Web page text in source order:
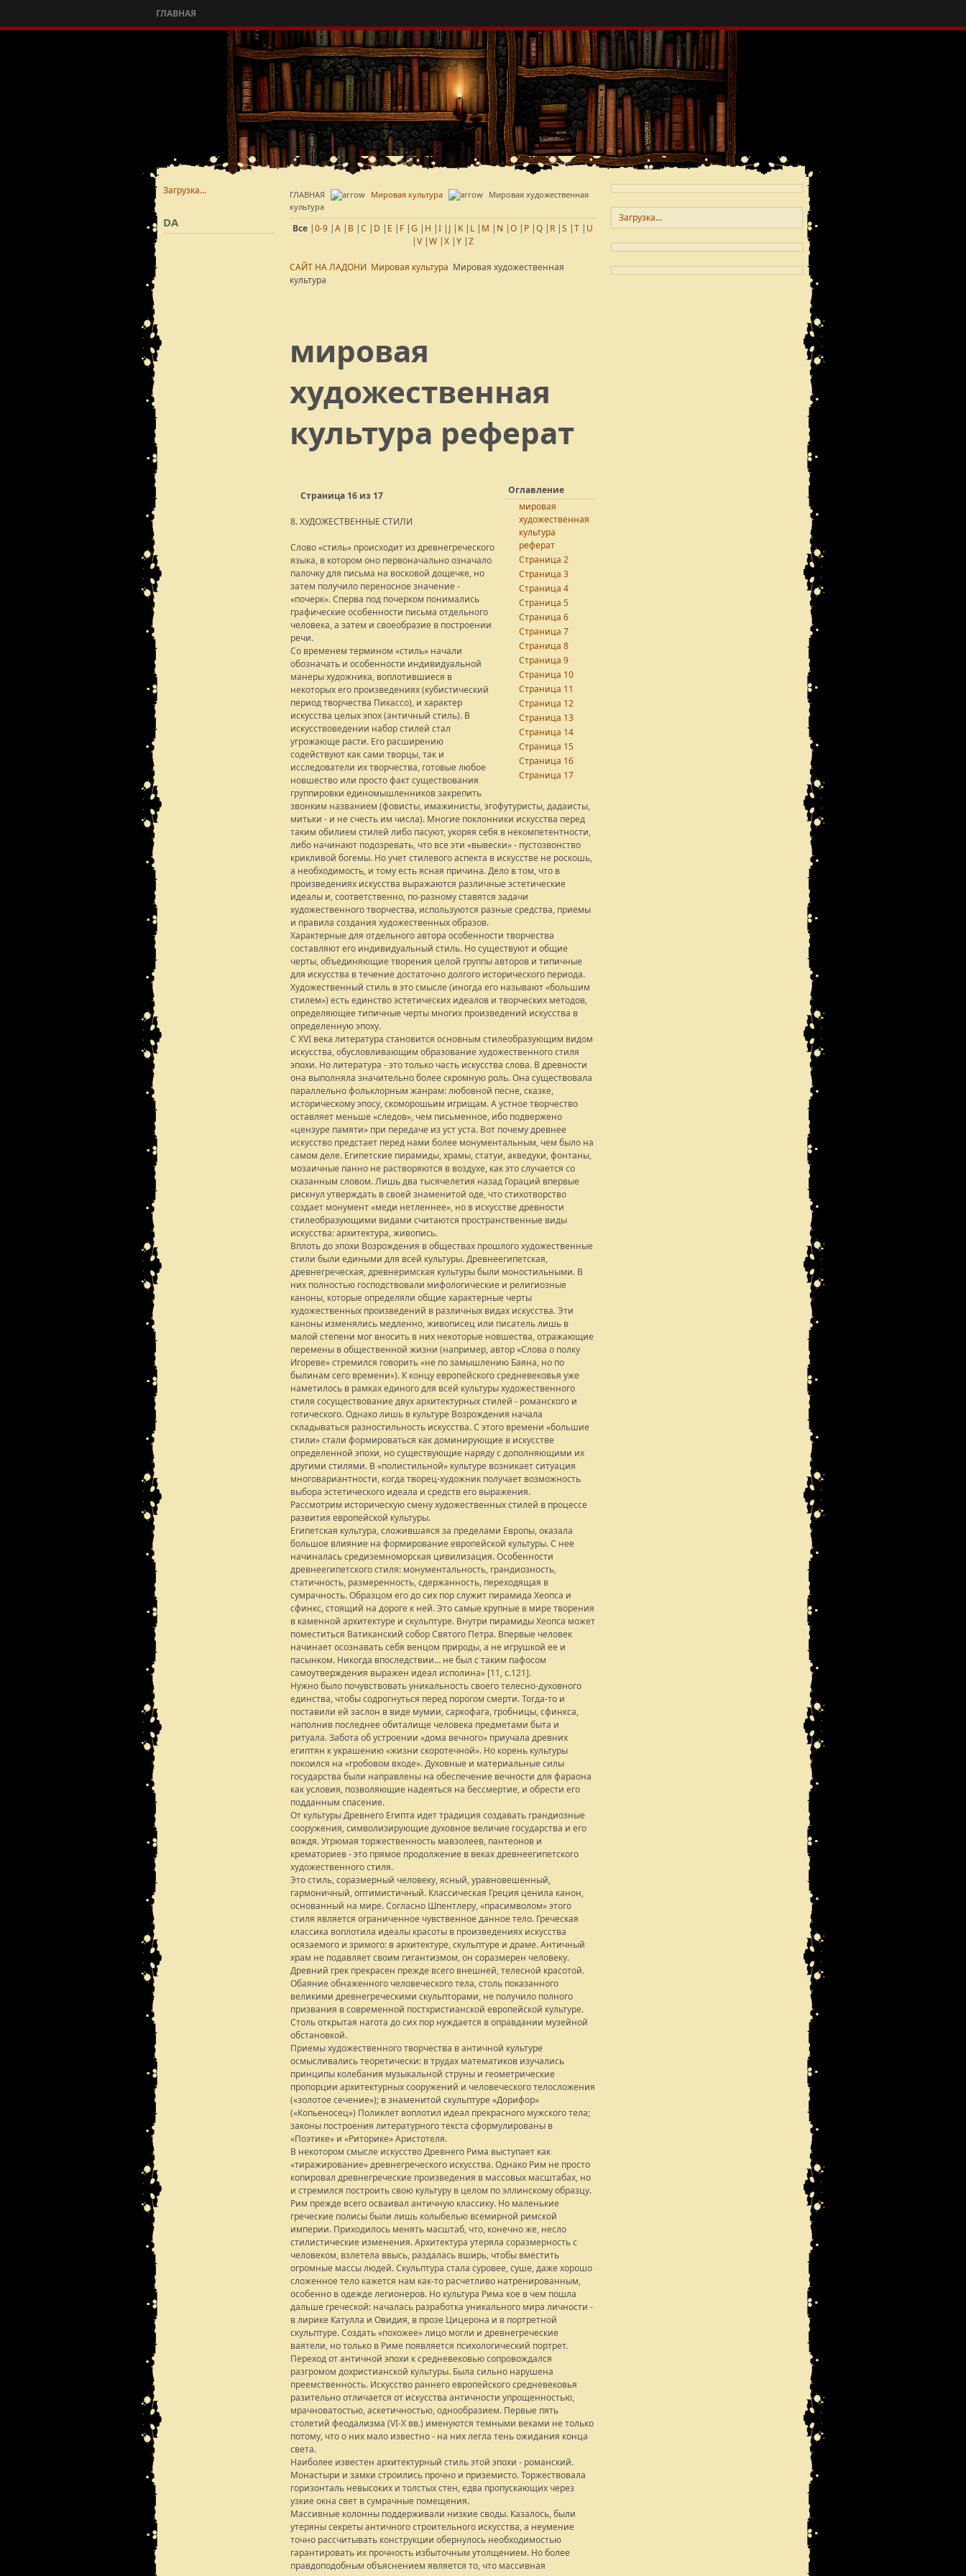
ГЛАВНАЯ
ГЛАВНАЯ Мировая культура
Мировая художественная
культура
Все |0-9 |A | B |C | D | E | F |G | H |I | J | K | L | M | N |O | P |Q | R |S |T | U
|V |W |X |Y |Z
САЙТ НА ЛАДОНИ Мировая культура Мировая художественная
культура
мировая
художественная
культура реферат
Оглавление
мировая
художественная
культура
реферат
Страница 2
Страница 3
Страница 4
Страница 5
Страница 6
Страница 7
Страница 8
Страница 9
Страница 10
Страница 11
Страница 12
Страница 13
Страница 14
Страница 15
Страница 16
Страница 17
Страница 16 из 17
8. ХУДОЖЕСТВЕННЫЕ СТИЛИ
Слово «стиль» происходит из древнегреческого
языка, в котором оно первоначально означало
палочку для письма на восковой дощечке, но
затем получило переносное значение -
«почерк». Сперва под почерком понимались
графические особенности письма отдельного
человека, а затем и своеобразие в построении
речи.
Со временем термином «стиль» начали
обозначать и особенности индивидуальной
манеры художника, воплотившиеся в
некоторых его произведениях (кубистический
период творчества Пикассо), и характер
искусства целых эпох (античный стиль). В
искусствоведении набор стилей стал
угрожающе расти. Его расширению
содействуют как сами творцы, так и
исследователи их творчества, готовые любое
новшество или просто факт существования
группировки единомышленников закрепить
звонким названием (фовисты, имажинисты, эгофутуристы, дадаисты,
митьки - и не счесть им числа). Многие поклонники искусства перед
таким обилием стилей либо пасуют, укоряя себя в некомпетентности,
либо начинают подозревать, что все эти «вывески» - пустозвонство
крикливой богемы. Но учет стилевого аспекта в искусстве не роскошь,
а необходимость, и тому есть ясная причина. Дело в том, что в
произведениях искусства выражаются различные эстетические
идеалы и, соответственно, по-разному ставятся задачи
художественного творчества, используются разные средства, приемы
и правила создания художественных образов.
Характерные для отдельного автора особенности творчества
составляют его индивидуальный стиль. Но существуют и общие
черты, объединяющие творения целой группы авторов и типичные
для искусства в течение достаточно долгого исторического периода.
Художественный стиль в это смысле (иногда его называют «большим
стилем») есть единство эстетических идеалов и творческих методов,
определяющее типичные черты многих произведений искусства в
определенную эпоху.
С XVI века литература становится основным стилеобразующим видом
искусства, обусловливающим образование художественного стиля
эпохи. Но литература - это только часть искусства слова. В древности
она выполняла значительно более скромную роль. Она существовала
параллельно фольклорным жанрам: любовной песне, сказке,
историческому эпосу, скоморошьим игрищам. А устное творчество
оставляет меньше «следов», чем письменное, ибо подвержено
«цензуре памяти» при передаче из уст уста. Вот почему древнее
искусство предстает перед нами более монументальным, чем было на
самом деле. Египетские пирамиды, храмы, статуи, акведуки, фонтаны,
мозаичные панно не растворяются в воздухе, как это случается со
сказанным словом. Лишь два тысячелетия назад Гораций впервые
рискнул утверждать в своей знаменитой оде, что стихотворство
создает монумент «меди нетленнее», но в искусстве древности
стилеобразующими видами считаются пространственные виды
искусства: архитектура, живопись.
Вплоть до эпохи Возрождения в обществах прошлого художественные
стили были едиными для всей культуры. Древнеегипетская,
древнегреческая, древнеримская культуры были моностильными. В
них полностью господствовали мифологические и религиозные
каноны, которые определяли общие характерные черты
художественных произведений в различных видах искусства. Эти
каноны изменялись медленно, живописец или писатель лишь в
малой степени мог вносить в них некоторые новшества, отражающие
перемены в общественной жизни (например, автор «Слова о полку
Игореве» стремился говорить «не по замышлению Баяна, но по
былинам сего времени»). К концу европейского средневековья уже
наметилось в рамках единого для всей культуры художественного
стиля сосуществование двух архитектурных стилей - романского и
готического. Однако лишь в культуре Возрождения начала
складываться разностильность искусства. С этого времени «большие
стили» стали формироваться как доминирующие в искусстве
определенной эпохи, но существующие наряду с дополняющими их
другими стилями. В «полистильной» культуре возникает ситуация
многовариантности, когда творец-художник получает возможность
выбора эстетического идеала и средств его выражения.
Рассмотрим историческую смену художественных стилей в процессе
развития европейской культуры.
Египетская культура, сложившаяся за пределами Европы, оказала
большое влияние на формирование европейской культуры. С нее
начиналась средиземноморская цивилизация. Особенности
древнеегипетского стиля: монументальность, грандиозность,
статичность, размеренность, сдержанность, переходящая в
сумрачность. Образцом его до сих пор служит пирамида Хеопса и
сфинкс, стоящий на дороге к ней. Это самые крупные в мире творения
в каменной архитектуре и скульптуре. Внутри пирамиды Хеопса может
поместиться Ватиканский собор Святого Петра. Впервые человек
начинает осознавать себя венцом природы, а не игрушкой ее и
пасынком. Никогда впоследствии… не был с таким пафосом
самоутверждения выражен идеал исполина» [11, c.121].
Нужно было почувствовать уникальность своего телесно-духовного
единства, чтобы содрогнуться перед порогом смерти. Тогда-то и
поставили ей заслон в виде мумии, саркофага, гробницы, сфинкса,
наполнив последнее обиталище человека предметами быта и
ритуала. Забота об устроении «дома вечного» приучала древних
египтян к украшению «жизни скоротечной». Но корень культуры
покоился на «гробовом входе». Духовные и материальные силы
государства были направлены на обеспечение вечности для фараона
как условия, позволяющие надеяться на бессмертие, и обрести его
подданным спасение.
От культуры Древнего Египта идет традиция создавать грандиозные
сооружения, символизирующие духовное величие государства и его
вождя. Угрюмая торжественность мавзолеев, пантеонов и
крематориев - это прямое продолжение в веках древнеегипетского
художественного стиля.
Это стиль, соразмерный человеку, ясный, уравновешенный,
гармоничный, оптимистичный. Классическая Греция ценила канон,
основанный на мире. Согласно Шпентлеру, «прасимволом» этого
стиля является ограниченное чувственное данное тело. Греческая
классика воплотила идеалы красоты в произведениях искусства
осязаемого и зримого: в архитектуре, скульптуре и драме. Античный
храм не подавляет своим гигантизмом, он соразмерен человеку.
Древний грек прекрасен прежде всего внешней, телесной красотой.
Обаяние обнаженного человеческого тела, столь показанного
великими древнегреческими скульпторами, не получило полного
призвания в современной постхристианской европейской культуре.
Столь открытая нагота до сих пор нуждается в оправдании музейной
обстановкой.
Приемы художественного творчества в античной культуре
осмысливались теоретически: в трудах математиков изучались
принципы колебания музыкальной струны и геометрические
пропорции архитектурных сооружений и человеческого телосложения
(«золотое сечение»); в знаменитой скульптуре «Дорифор»
(«Копьеносец») Поликлет воплотил идеал прекрасного мужского тела;
законы построения литературного текста сформулированы в
«Поэтике» и «Риторике» Аристотеля.
В некотором смысле искусство Древнего Рима выступает как
«тиражирование» древнегреческого искусства. Однако Рим не просто
копировал древнегреческие произведения в массовых масштабах, но
и стремился построить свою культуру в целом по эллинскому образцу.
Рим прежде всего осваивал античную классику. Но маленькие
греческие полисы были лишь колыбелью всемирной римской
империи. Приходилось менять масштаб, что, конечно же, несло
стилистические изменения. Архитектура утеряла соразмерность с
человеком, взлетела ввысь, раздалась вширь, чтобы вместить
огромные массы людей. Скульптура стала суровее, суше, даже хорошо
сложенное тело кажется нам как-то расчетливо натренированным,
особенно в одежде легионеров. Но культура Рима кое в чем пошла
дальше греческой: началась разработка уникального мира личности -
в лирике Катулла и Овидия, в прозе Цицерона и в портретной
скульптуре. Создать «похожее» лицо могли и древнегреческие
ваятели, но только в Риме появляется психологический портрет.
Переход от античной эпохи к средневековью сопровождался
разгромом дохристианской культуры. Была сильно нарушена
преемственность. Искусство раннего европейского средневековья
разительно отличается от искусства античности упрощенностью,
мрачноватостью, аскетичностью, однообразием. Первые пять
столетий феодализма (VI-Х вв.) именуются темными веками не только
потому, что о них мало известно - на них легла тень ожидания конца
света.
Наиболее известен архитектурный стиль этой эпохи - романский.
Монастыри и замки строились прочно и приземисто. Торжествовала
горизонталь невысоких и толстых стен, едва пропускающих через
узкие окна свет в сумрачные помещения.
Массивные колонны поддерживали низкие своды. Казалось, были
утеряны секреты античного строительного искусства, а неумение
точно рассчитывать конструкции обернулось необходимостью
гарантировать их прочность избыточным утолщением. Но более
правдоподобным объяснением является то, что массивная
Загрузка...
DA Загрузка...